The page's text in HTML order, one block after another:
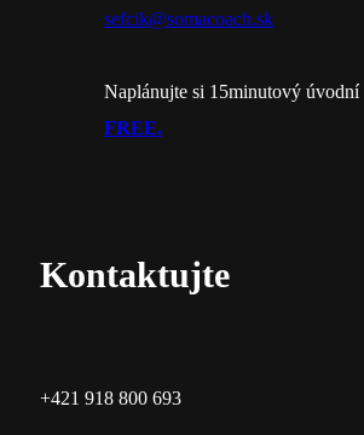
sefcik@somacoach.sk
Naplánujte si 15minutový úvodní
FREE.
Kontaktujte
+421 918 800 693